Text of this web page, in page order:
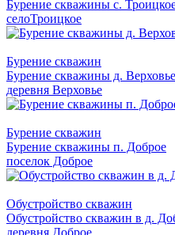
Бурение скважины с.
селоТроицкое
Бурение скважин
Бурение скважины д. Верховье
деревня Верховье
Бурение скважин
Бурение скважины п. Доброе
поселок Доброе
Обустройство скважин
Обустройство скважин в д.
деревня Доброе